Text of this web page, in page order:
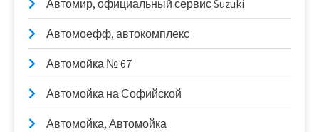
Автомир, официальный сервис Suzuki
Автомоефф, автокомплекс
Автомойка № 67
Автомойка на Софийской
Автомойка, Автомойка